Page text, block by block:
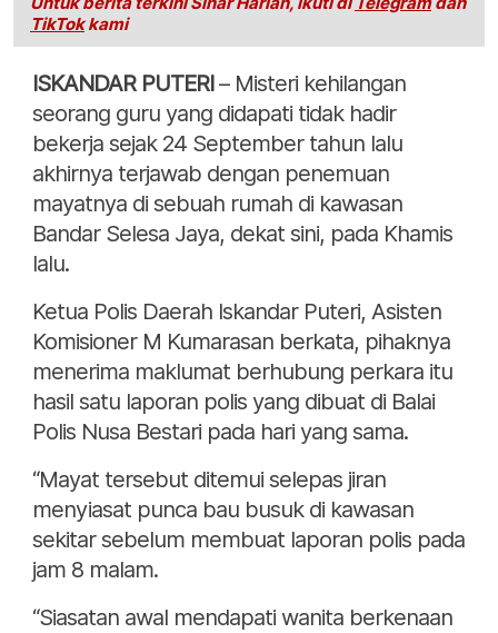
TikTokkami
ISKANDAR PUTERI– Misteri kehilangan
seorang guru yang didapati tidak hadir
bekerja sejak 24 September tahun lalu
akhirnya terjawab dengan penemuan
mayatnya di sebuah rumah di kawasan
Bandar Selesa Jaya, dekat sini, pada Khamis
lalu.
Ketua Polis Daerah Iskandar Puteri, Asisten
Komisioner M Kumarasan berkata, pihaknya
menerima maklumat berhubung perkara itu
hasil satu laporan polis yang dibuat di Balai
Polis Nusa Bestari pada hari yang sama.
“Mayat tersebut ditemui selepas jiran
menyiasat punca bau busuk di kawasan
sekitar sebelum membuat laporan polis pada
jam 8 malam.
“Siasatan awal mendapati wanita berkenaan